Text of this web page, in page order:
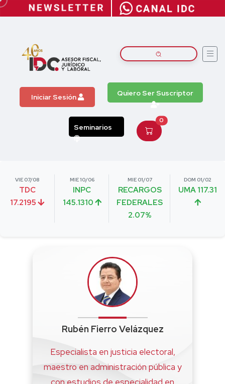
Iniciar Sesión Quiero Ser Suscriptor
Seminarios
0
VIE 07/08
TDC
17.2195
MIE 10/06
INPC
145.1310
MIE 01/07
RECARGOS
FEDERALES
2.07%
DOM 01/02
UMA 117.31
Rubén Fierro Velázquez
Especialista en justicia electoral,
maestro en administración pública y
con estudios de especialidad en